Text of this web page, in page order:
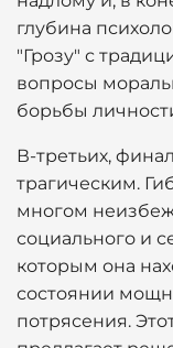
глубина
"Грозу" с
вопросы
борьбы
В-третьих,
трагическим.
многом
социального и
которым она
состоянии
потрясения.